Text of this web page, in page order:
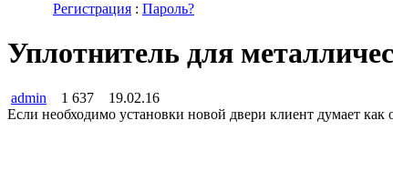
Регистрация : Пароль?
Уплотнитель для
admin 1 637
19.02.16
Если необходимо установки новой двери клиент думает